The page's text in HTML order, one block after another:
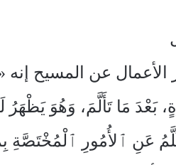
عن المسيح إنه
بَعْدَ مَا تَأَلَّمَ، وَهُوَ يَظْهَرُ
عَنِ ٱلأُمُورِ ٱلْمُخْتَصَّةِ